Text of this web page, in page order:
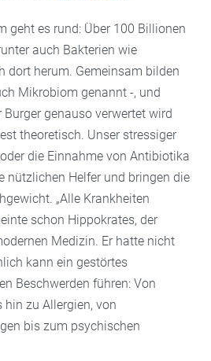
geht es rund: Über 100 Billionen
auch Bakterien wie
dort herum. Gemeinsam bilden
Mikrobiom genannt -, und
Burger genauso verwertet wird
theoretisch. Unser stressiger
die Einnahme von Antibiotika
nützlichen Helfer und bringen die
„Alle Krankheiten
schon Hippokrates, der
Medizin. Er hatte nicht
kann ein gestörtes
Beschwerden führen: Von
zu Allergien, von
bis zum psychischen